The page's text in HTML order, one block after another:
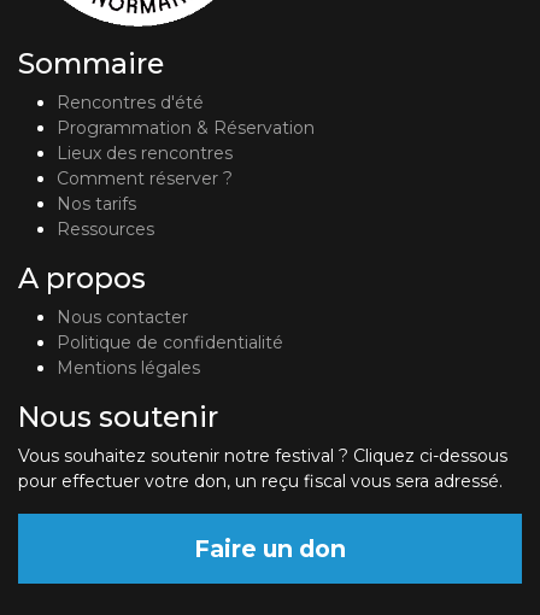
Sommaire
Rencontres d'été
Programmation & Réservation
Lieux des rencontres
Comment réserver ?
Nos tarifs
Ressources
A propos
Nous contacter
Politique de confidentialité
Mentions légales
Nous soutenir
Vous souhaitez soutenir notre festival ? Cliquez ci-dessous
pour effectuer votre don, un reçu fiscal vous sera adressé.
Faire un don